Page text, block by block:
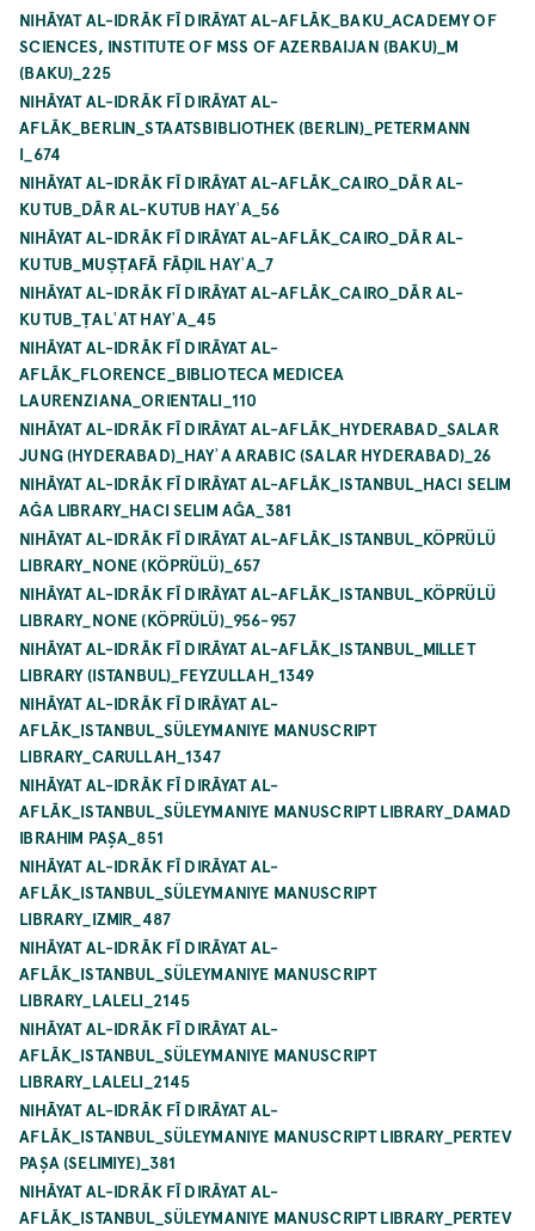
NIHĀYAT AL-IDRĀK FĪ DIRĀYAT AL-AFLĀK_BAKU_ACADEMY OF
SCIENCES, INSTITUTE OF MSS OF AZERBAIJAN (BAKU)_M
(BAKU)_225
NIHĀYAT AL-IDRĀK FĪ DIRĀYAT AL-
AFLĀK_BERLIN_STAATSBIBLIOTHEK (BERLIN)_PETERMANN
I_674
NIHĀYAT AL-IDRĀK FĪ DIRĀYAT AL-AFLĀK_CAIRO_DĀR AL-
KUTUB_DĀR AL-KUTUB HAYʾA_56
NIHĀYAT AL-IDRĀK FĪ DIRĀYAT AL-AFLĀK_CAIRO_DĀR AL-
KUTUB_MUṢṬAFĀ FĀḌIL HAYʾA_7
NIHĀYAT AL-IDRĀK FĪ DIRĀYAT AL-AFLĀK_CAIRO_DĀR AL-
KUTUB_ṬALʿAT HAYʾA_45
NIHĀYAT AL-IDRĀK FĪ DIRĀYAT AL-
AFLĀK_FLORENCE_BIBLIOTECA MEDICEA
LAURENZIANA_ORIENTALI_110
NIHĀYAT AL-IDRĀK FĪ DIRĀYAT AL-AFLĀK_HYDERABAD_SALAR
JUNG (HYDERABAD)_HAYʾA ARABIC (SALAR HYDERABAD)_26
NIHĀYAT AL-IDRĀK FĪ DIRĀYAT AL-AFLĀK_ISTANBUL_HACI SELIM
AĞA LIBRARY_HACI SELIM AĞA_381
NIHĀYAT AL-IDRĀK FĪ DIRĀYAT AL-AFLĀK_ISTANBUL_KÖPRÜLÜ
LIBRARY_NONE (KÖPRÜLÜ)_657
NIHĀYAT AL-IDRĀK FĪ DIRĀYAT AL-AFLĀK_ISTANBUL_KÖPRÜLÜ
LIBRARY_NONE (KÖPRÜLÜ)_956-957
NIHĀYAT AL-IDRĀK FĪ DIRĀYAT AL-AFLĀK_ISTANBUL_MILLET
LIBRARY (ISTANBUL)_FEYZULLAH_1349
NIHĀYAT AL-IDRĀK FĪ DIRĀYAT AL-
AFLĀK_ISTANBUL_SÜLEYMANIYE MANUSCRIPT
LIBRARY_CARULLAH_1347
NIHĀYAT AL-IDRĀK FĪ DIRĀYAT AL-
AFLĀK_ISTANBUL_SÜLEYMANIYE MANUSCRIPT LIBRARY_DAMAD
IBRAHIM PAŞA_851
NIHĀYAT AL-IDRĀK FĪ DIRĀYAT AL-
AFLĀK_ISTANBUL_SÜLEYMANIYE MANUSCRIPT
LIBRARY_IZMIR_487
NIHĀYAT AL-IDRĀK FĪ DIRĀYAT AL-
AFLĀK_ISTANBUL_SÜLEYMANIYE MANUSCRIPT
LIBRARY_LALELI_2145
NIHĀYAT AL-IDRĀK FĪ DIRĀYAT AL-
AFLĀK_ISTANBUL_SÜLEYMANIYE MANUSCRIPT
LIBRARY_LALELI_2145
NIHĀYAT AL-IDRĀK FĪ DIRĀYAT AL-
AFLĀK_ISTANBUL_SÜLEYMANIYE MANUSCRIPT LIBRARY_PERTEV
PAŞA (SELIMIYE)_381
NIHĀYAT AL-IDRĀK FĪ DIRĀYAT AL-
AFLĀK_ISTANBUL_SÜLEYMANIYE MANUSCRIPT LIBRARY_PERTEV